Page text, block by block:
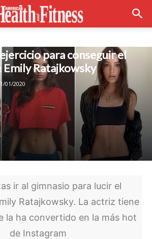
ejercicio para conseguir el
Emily Ratajkowsky
01/2020
ir al gimnasio para lucir el
Ratajkowsky. La actriz tiene
la ha convertido en la más hot
de Instagram